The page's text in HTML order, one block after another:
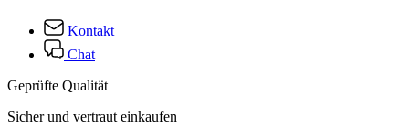
Kontakt
Chat
Geprüfte Qualität
Sicher und vertraut einkaufen